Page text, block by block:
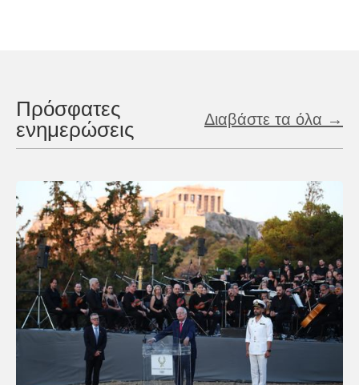
Πρόσφατες
ενημερώσεις
Διαβάστε τα όλα →